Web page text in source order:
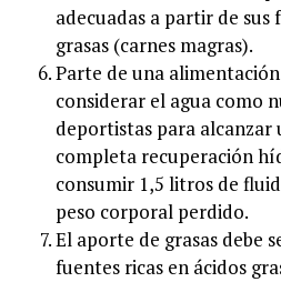
adecuadas a partir de sus
grasas (carnes magras).
Parte de una alimentación
considerar el agua como
deportistas para alcanzar
completa recuperación
consumir 1,5 litros de
peso corporal perdido.
El aporte de grasas debe
fuentes ricas en ácidos